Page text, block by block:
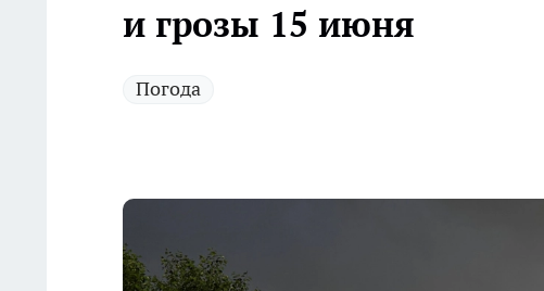
и грозы 15 июня
Погода